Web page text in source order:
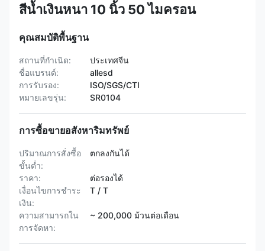
สีน้ำเงินหนา 10 นิ้ว 50 ไมครอน
คุณสมบัติพื้นฐาน
สถานที่กำเนิด:
ประเทศจีน
ชื่อแบรนด์:
allesd
การรับรอง:
ISO/SGS/CTI
หมายเลขรุ่น:
SR0104
การซื้อขายอสังหาริมทรัพย์
ปริมาณการสั่งซื้อ
ขั้นต่ำ:
ตกลงกันได้
ราคา:
ต่อรองได้
เงื่อนไขการชำระ
เงิน:
T / T
ความสามารถใน
การจัดหา:
~ 200,000 ม้วนต่อเดือน